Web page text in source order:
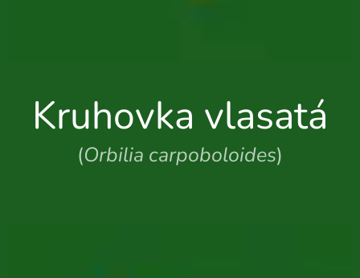
Kruhovka vlasatá
(Orbilia carpoboloides)